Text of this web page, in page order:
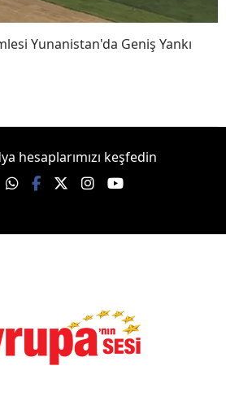
Yunanistan'da Geniş Yankı
hesaplarımızı keşfedin